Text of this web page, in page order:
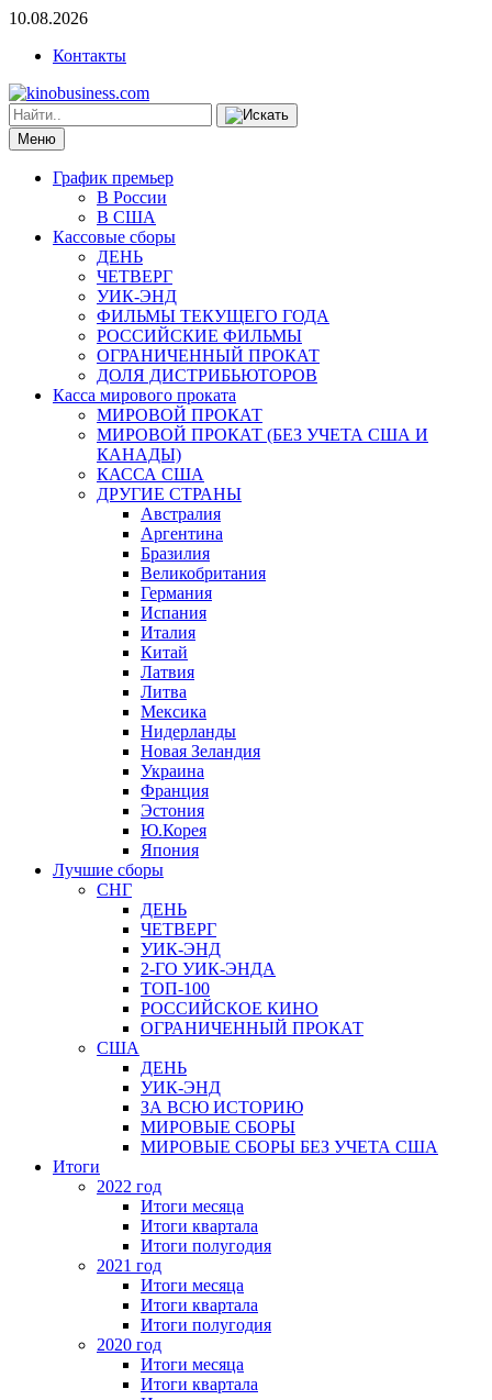
10.08.2026
Контакты
Меню
График премьер
В России
В США
Кассовые сборы
ДЕНЬ
ЧЕТВЕРГ
УИК-ЭНД
ФИЛЬМЫ ТЕКУЩЕГО ГОДА
РОССИЙСКИЕ ФИЛЬМЫ
ОГРАНИЧЕННЫЙ ПРОКАТ
ДОЛЯ ДИСТРИБЬЮТОРОВ
Касса мирового проката
МИРОВОЙ ПРОКАТ
МИРОВОЙ ПРОКАТ (БЕЗ УЧЕТА США И
КАНАДЫ)
КАССА США
ДРУГИЕ СТРАНЫ
Австралия
Аргентина
Бразилия
Великобритания
Германия
Испания
Италия
Китай
Латвия
Литва
Мексика
Нидерланды
Новая Зеландия
Украина
Франция
Эстония
Ю.Корея
Япония
Лучшие сборы
СНГ
ДЕНЬ
ЧЕТВЕРГ
УИК-ЭНД
2-ГО УИК-ЭНДА
ТОП-100
РОССИЙСКОЕ КИНО
ОГРАНИЧЕННЫЙ ПРОКАТ
США
ДЕНЬ
УИК-ЭНД
ЗА ВСЮ ИСТОРИЮ
МИРОВЫЕ СБОРЫ
МИРОВЫЕ СБОРЫ БЕЗ УЧЕТА США
Итоги
2022 год
Итоги месяца
Итоги квартала
Итоги полугодия
2021 год
Итоги месяца
Итоги квартала
Итоги полугодия
2020 год
Итоги месяца
Итоги квартала